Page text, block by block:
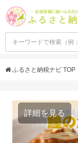
ふるさと納税ナビ TOP
詳細を見る